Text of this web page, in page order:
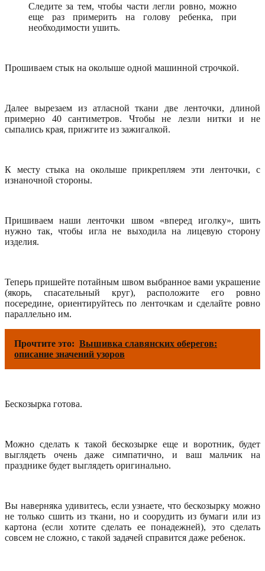
Следите за тем, чтобы части легли ровно, можно
еще раз примерить на голову ребенка, при
необходимости ушить.
Прошиваем стык на околыше одной машинной строчкой.
Далее вырезаем из атласной ткани две ленточки, длиной
примерно 40 сантиметров. Чтобы не лезли нитки и не
сыпались края, прижгите из зажигалкой.
К месту стыка на околыше прикрепляем эти ленточки, с
изнаночной стороны.
Пришиваем наши ленточки швом «вперед иголку», шить
нужно так, чтобы игла не выходила на лицевую сторону
изделия.
Теперь пришейте потайным швом выбранное вами украшение
(якорь, спасательный круг), расположите его ровно
посередине, ориентируйтесь по ленточкам и сделайте ровно
параллельно им.
Прочтите это: Вышивка славянских оберегов:
описание значений узоров
Бескозырка готова.
Можно сделать к такой бескозырке еще и воротник, будет
выглядеть очень даже симпатично, и ваш мальчик на
празднике будет выглядеть оригинально.
Вы наверняка удивитесь, если узнаете, что бескозырку можно
не только сшить из ткани, но и соорудить из бумаги или из
картона (если хотите сделать ее понадежней), это сделать
совсем не сложно, с такой задачей справится даже ребенок.